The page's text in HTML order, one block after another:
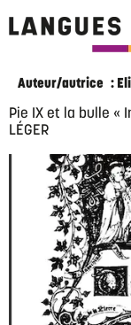
Auteur/autrice :
Pie IX et la bulle «
LÉGER